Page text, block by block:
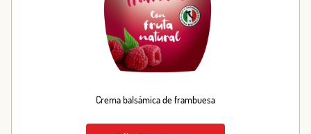
Crema balsámica de frambuesa